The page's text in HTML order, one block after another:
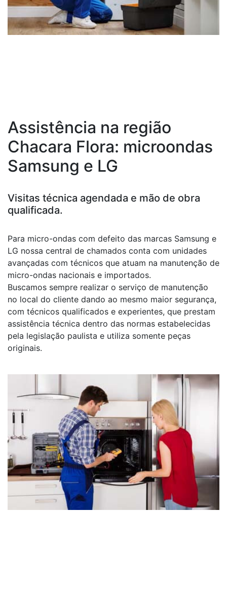
Assistência na região
Chacara Flora: microondas
Samsung e LG
Visitas técnica agendada e mão de obra
qualificada.
Para micro-ondas com defeito das marcas Samsung e
LG nossa central de chamados conta com unidades
avançadas com técnicos que atuam na manutenção de
micro-ondas nacionais e importados.
Buscamos sempre realizar o serviço de manutenção
no local do cliente dando ao mesmo maior segurança,
com técnicos qualificados e experientes, que prestam
assistência técnica dentro das normas estabelecidas
pela legislação paulista e utiliza somente peças
originais.